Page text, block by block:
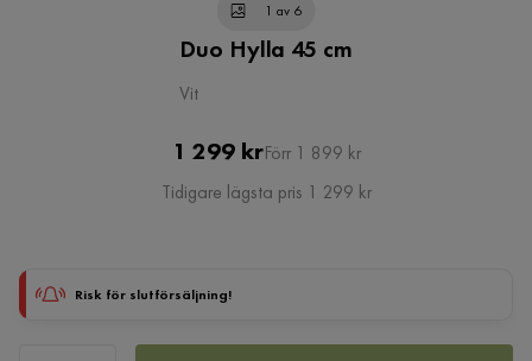
1 av 6
Duo Hylla 45 cm
Vit
Pris
1 299 krOriginal
Pris
Förr 1 899 kr
Tidigare lägsta pris 1 299 kr
Risk för slutförsäljning!